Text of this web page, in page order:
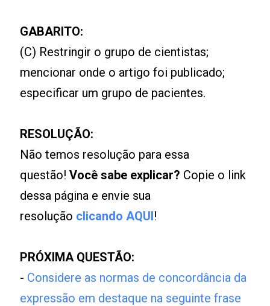
GABARITO:
(C) Restringir o grupo de cientistas;
mencionar onde o artigo foi publicado;
especificar um grupo de pacientes.
RESOLUÇÃO:
Não temos resolução para essa
questão!Você sabe explicar? Copie o link
dessa página e envie sua
resolução clicando AQUI!
PRÓXIMA QUESTÃO:
- Considere as normas de concordância da
expressão em destaque na seguinte frase